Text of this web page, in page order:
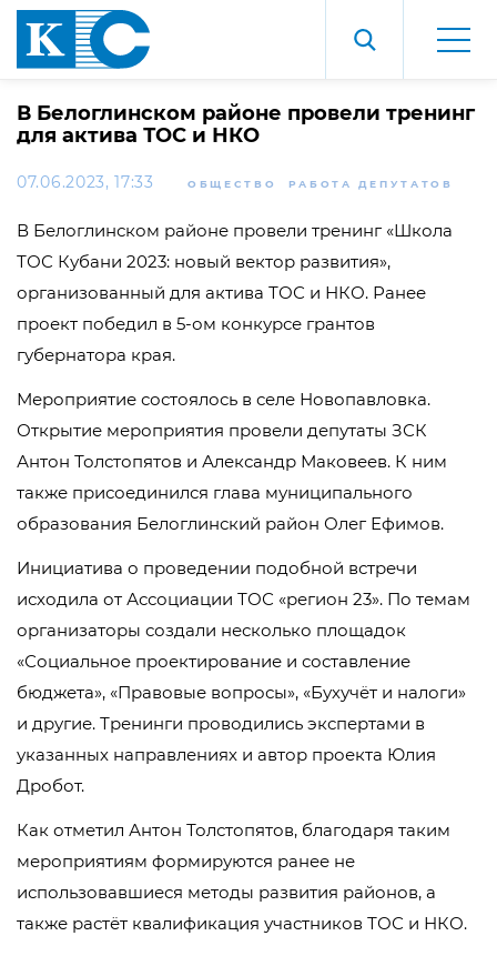
В Белоглинском районе провели тренинг
для актива ТОС и НКО
07.06.2023, 17:33 ОБЩЕСТВО РАБОТА ДЕПУТАТОВ
В Белоглинском районе провели тренинг «Школа
ТОС Кубани 2023: новый вектор развития»,
организованный для актива ТОС и НКО. Ранее
проект победил в 5-ом конкурсе грантов
губернатора края.
Мероприятие состоялось в селе Новопавловка.
Открытие мероприятия провели депутаты ЗСК
Антон Толстопятов и Александр Маковеев. К ним
также присоединился глава муниципального
образования Белоглинский район Олег Ефимов.
Инициатива о проведении подобной встречи
исходила от Ассоциации ТОС «регион 23». По темам
организаторы создали несколько площадок
«Социальное проектирование и составление
бюджета», «Правовые вопросы», «Бухучёт и налоги»
и другие. Тренинги проводились экспертами в
указанных направлениях и автор проекта Юлия
Дробот.
Как отметил Антон Толстопятов, благодаря таким
мероприятиям формируются ранее не
использовавшиеся методы развития районов, а
также растёт квалификация участников ТОС и НКО.